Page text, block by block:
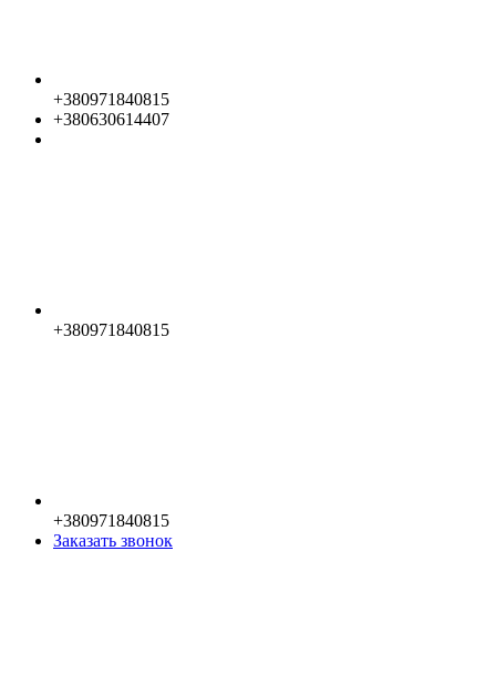
+380971840815
+380630614407
+380971840815
+380971840815
Заказать звонок